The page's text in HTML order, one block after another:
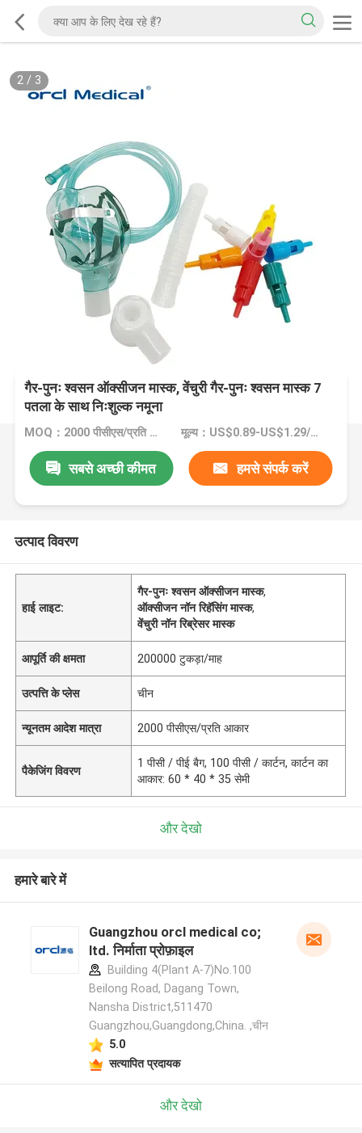
2/ 3
गैर-पुनः श्वसन ऑक्सीजन मास्क, वेंचुरी गैर-पुनः श्वसन मास्क 7
पतला के साथ निःशुल्क नमूना
MOQ：2000 पीसीएस/प्रति आकार मूल्य：US$0.89-US$1.29/Piece
सबसे अच्छी कीमत हमसे संपर्क करें
उत्पाद विवरण
हाई लाइट:
गैर-पुनः श्वसन ऑक्सीजन मास्क,
ऑक्सीजन नॉन रिहॅसिंग मास्क,
वेंचुरी नॉन रिब्रेसर मास्क
आपूर्ति की क्षमता 200000 टुकड़ा/माह
उत्पत्ति के प्लेस चीन
न्यूनतम आदेश मात्रा 2000 पीसीएस/प्रति आकार
पैकेजिंग विवरण
1 पीसी / पीई बैग, 100 पीसी / कार्टन, कार्टन का
आकार: 60 * 40 * 35 सेमी
और देखो
हमारे बारे में
Guangzhou orcl medical co;
ltd. निर्माता प्रोफ़ाइल
Building 4(Plant A-7)No.100
Beilong Road, Dagang Town,
Nansha District,511470
Guangzhou,Guangdong,China. ,चीन
5.0
सत्यापित प्रदायक
और देखो